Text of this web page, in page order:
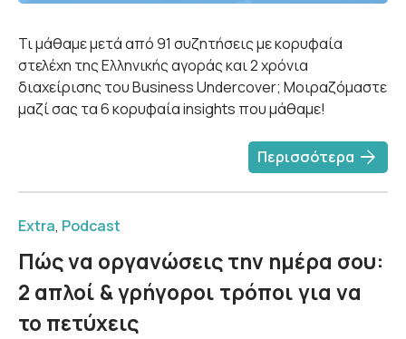
Τι μάθαμε μετά από 91 συζητήσεις με κορυφαία
στελέχη της Ελληνικής αγοράς και 2 χρόνια
διαχείρισης του Business Undercover; Μοιραζόμαστε
μαζί σας τα 6 κορυφαία insights που μάθαμε!
Περισσότερα arrow_forward
Extra, Podcast
Πώς να οργανώσεις την ημέρα σου:
2 απλοί & γρήγοροι τρόποι για να
το πετύχεις